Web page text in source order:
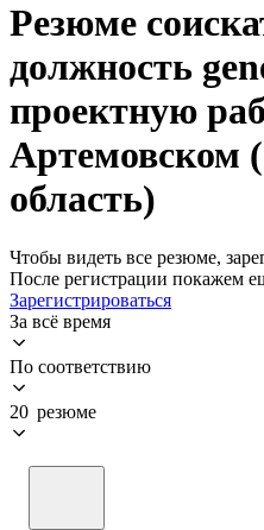
Резюме
должность
проектную
Артемовском
область)
Чтобы видеть все резюме,
После регистрации покажем
Зарегистрироваться
За всё время
По соответствию
20 резюме